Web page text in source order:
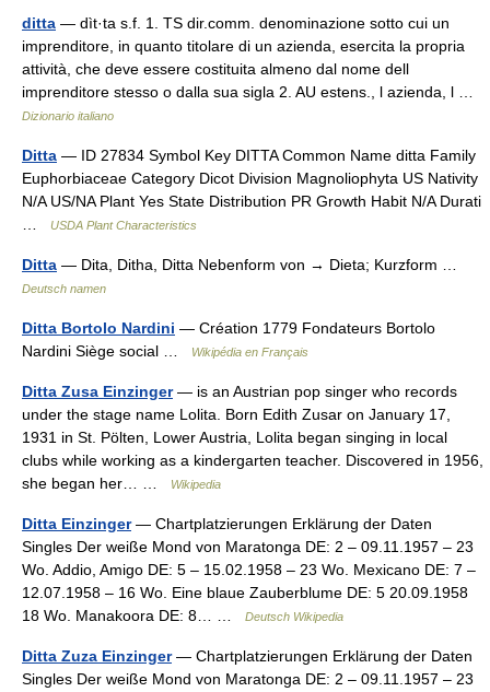
ditta — dìt·ta s.f. 1. TS dir.comm. denominazione sotto cui un
imprenditore, in quanto titolare di un azienda, esercita la propria
attività, che deve essere costituita almeno dal nome dell
imprenditore stesso o dalla sua sigla 2. AU estens., l azienda, l …
Dizionario italiano
Ditta — ID 27834 Symbol Key DITTA Common Name ditta Family
Euphorbiaceae Category Dicot Division Magnoliophyta US Nativity
N/A US/NA Plant Yes State Distribution PR Growth Habit N/A Durati
USDA Plant Characteristics
Ditta — Dita, Ditha, Ditta Nebenform von → Dieta; Kurzform …
Deutsch namen
Ditta Bortolo Nardini — Création 1779 Fondateurs Bortolo
Nardini Siège social …
Wikipédia en Français
Ditta Zusa Einzinger— is an Austrian pop singer who records
under the stage name Lolita. Born Edith Zusar on January 17,
1931 in St. Pölten, Lower Austria, Lolita began singing in local
clubs while working as a kindergarten teacher. Discovered in 1956,
she began her… …
Wikipedia
Ditta Einzinger— Chartplatzierungen Erklärung der Daten
Singles Der weiße Mond von Maratonga DE: 2 – 09.11.1957 – 23
Wo. Addio, Amigo DE: 5 – 15.02.1958 – 23 Wo. Mexicano DE: 7 –
12.07.1958 – 16 Wo. Eine blaue Zauberblume DE: 5 20.09.1958
18 Wo. Manakoora DE: 8… …
Deutsch Wikipedia
Ditta Zuza Einzinger— Chartplatzierungen Erklärung der Daten
Singles Der weiße Mond von Maratonga DE: 2 – 09.11.1957 – 23